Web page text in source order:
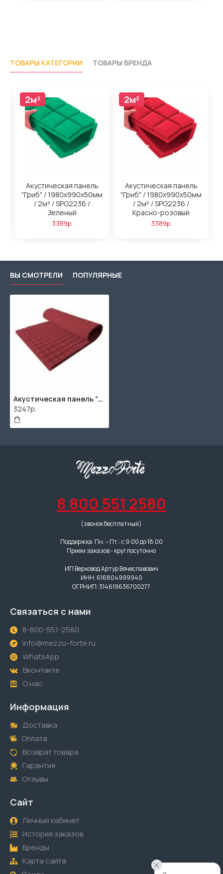
ТОВАРЫ КАТЕГОРИИ ТОВАРЫ БРЕНДА
2м²
2м²
Акустическая панель
"Гриб" / 1980х990х50мм
/ 2м² / SPG2236 /
Зеленый
3389р.
2м²
2м²
Акустическая панель
"Гриб" / 1980х990х50мм
/ 2м² / SPG2236 /
Красно-розовый
3389р.
ВЫ СМОТРЕЛИ ПОПУЛЯРНЫЕ
Акустическая панель "Декор" / 1990х990х50мм / 2м² / SPG2236 / Бордовый
3247р.
8 800 551 2580
(звонок бесплатный)
Поддержка: Пн. – Пт.: с 9:00 до 18:00
Прием заказов - круглосуточно
ИП Верховод Артур Вячеславович
ИНН: 616804999940
ОГРНИП: 314619636700277
Связаться с нами
8-800-551-2580
info@mezzo-forte.ru
WhatsApp
Вконтакте
О нас
Информация
Доставка
Оплата
Возврат товара
Гарантия
Отзывы
Сайт
Личный кабинет
История заказов
Бренды
Карта сайта